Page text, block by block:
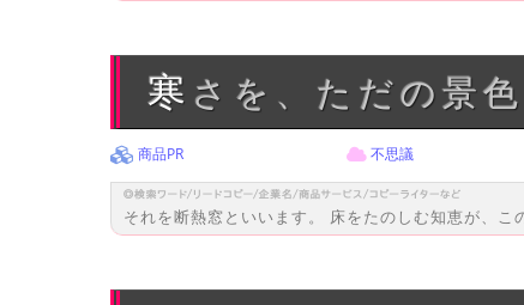
寒さを、ただの景
商品PR 不思議
それを断熱窓といいます。 床をたのしむ知恵が、